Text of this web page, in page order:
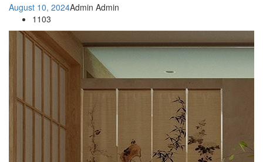
August 10, 2024Admin Admin
1103